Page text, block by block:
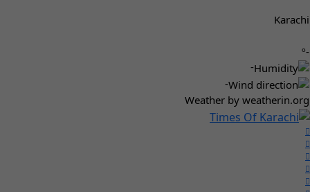
Karachi
-º
-
-
Weather by weatherin.org